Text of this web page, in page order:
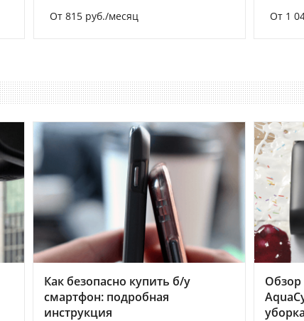
От 815 руб./месяц От 1
Как безопасно купить б/у
смартфон: подробная
инструкция
Обзор